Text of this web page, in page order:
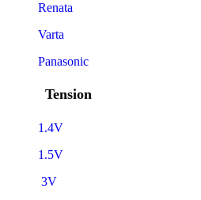
Renata
Varta
Panasonic
Tension
1.4V
1.5V
3V